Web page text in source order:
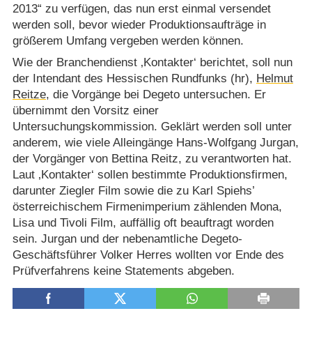
2013“ zu verfügen, das nun erst einmal versendet
werden soll, bevor wieder Produktionsaufträge in
größerem Umfang vergeben werden können.
Wie der Branchendienst ‚Kontakter‘ berichtet, soll nun
der Intendant des Hessischen Rundfunks (hr), Helmut
Reitze, die Vorgänge bei Degeto untersuchen. Er
übernimmt den Vorsitz einer
Untersuchungskommission. Geklärt werden soll unter
anderem, wie viele Alleingänge Hans-Wolfgang Jurgan,
der Vorgänger von Bettina Reitz, zu verantworten hat.
Laut ‚Kontakter‘ sollen bestimmte Produktionsfirmen,
darunter Ziegler Film sowie die zu Karl Spiehs’
österreichischem Firmenimperium zählenden Mona,
Lisa und Tivoli Film, auffällig oft beauftragt worden
sein. Jurgan und der nebenamtliche Degeto-
Geschäftsführer Volker Herres wollten vor Ende des
Prüfverfahrens keine Statements abgeben.